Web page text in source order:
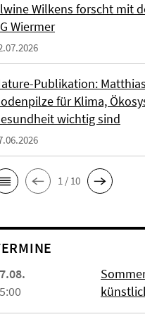
Wilkens forscht mit
Wiermer
Publikation:
für Klima,
wichtig sind
1 / 10